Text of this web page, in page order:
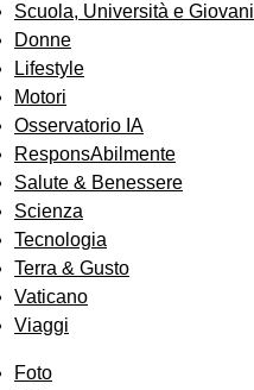
Scuola, Università e Giovani
Donne
Lifestyle
Motori
Osservatorio IA
ResponsAbilmente
Salute & Benessere
Scienza
Tecnologia
Terra & Gusto
Vaticano
Viaggi
Foto